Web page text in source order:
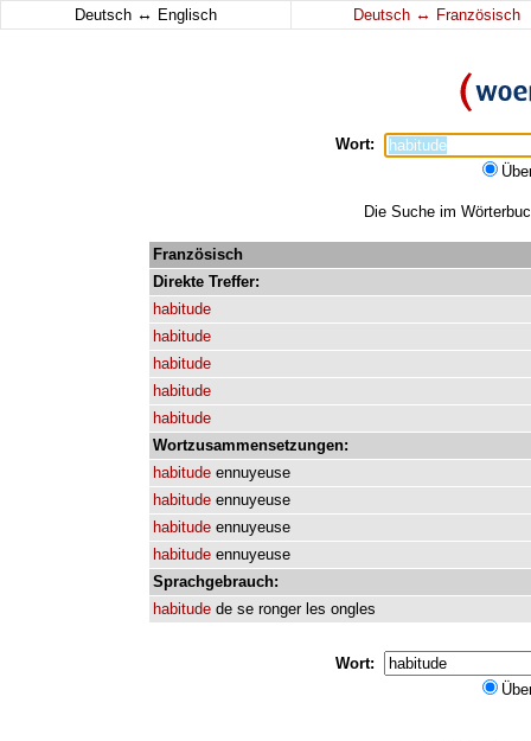
Deutsch ↔ Englisch Deutsch ↔ Französisch
Wort:
Die Suche im
Französisch
Direkte Treffer:
habitude
habitude
habitude
habitude
habitude
Wortzusammensetzungen:
habitude ennuyeuse
habitude ennuyeuse
habitude ennuyeuse
habitude ennuyeuse
Sprachgebrauch:
habitude de se ronger les ongles
Wort: